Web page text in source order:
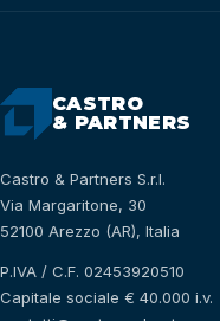
CASTRO
& PARTNERS
Castro & Partners S.r.l.
Via Margaritone, 30
52100 Arezzo (AR), Italia
P.IVA / C.F. 02453920510
Capitale sociale € 40.000 i.v.